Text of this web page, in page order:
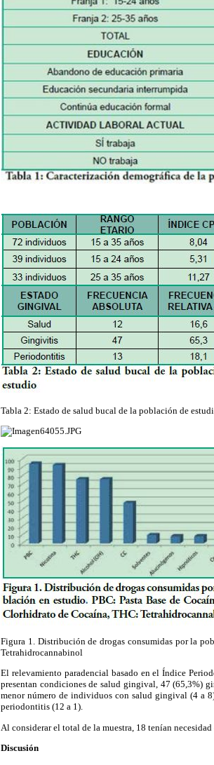
Tabla 2: Estado de salud bucal de la población de
Figura 1. Distribución de drogas consumidas por la
Tetrahidrocannabinol
El relevamiento paradencial basado en el Índice
presentan condiciones de salud gingival, 47 (65,3%)
menor número de individuos con salud gingival (4 a
periodontitis (12 a 1).
Al considerar el total de la muestra, 18 tenían
Discusión